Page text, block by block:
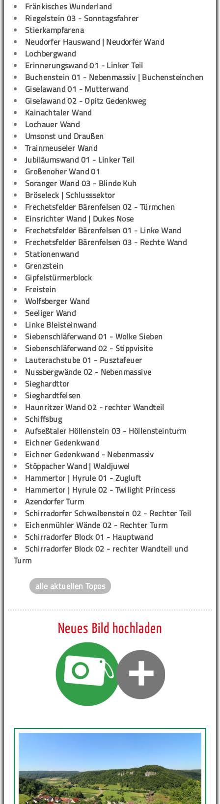
Fränkisches Wunderland
Riegelstein 03 - Sonntagsfahrer
Stierkampfarena
Neudorfer Hauswand | Neudorfer Wand
Lochbergwand
Erinnerungswand 01 - Linker Teil
Buchenstein 01 - Nebenmassiv | Buchensteinchen
Giselawand 01 - Mutterwand
Giselawand 02 - Opitz Gedenkweg
Kainachtaler Wand
Lochauer Wand
Umsonst und Draußen
Trainmeuseler Wand
Jubiläumswand 01 - Linker Teil
Großenoher Wand 01
Soranger Wand 03 - Blinde Kuh
Bröseleck | Schlusssektor
Frechetsfelder Bärenfelsen 02 - Türmchen
Einsrichter Wand | Dukes Nose
Frechetsfelder Bärenfelsen 01 - Linke Wand
Frechetsfelder Bärenfelsen 03 - Rechte Wand
Stationenwand
Grenzstein
Gipfelstürmerblock
Freistein
Wolfsberger Wand
Seeliger Wand
Linke Bleisteinwand
Siebenschläferwand 01 - Wolke Sieben
Siebenschläferwand 02 - Stippvisite
Lauterachstube 01 - Pusztafeuer
Nussbergwände 02 - Nebenmassive
Sieghardttor
Sieghardtfelsen
Haunritzer Wand 02 - rechter Wandteil
Schiffsbug
Aufseßtaler Höllenstein 03 - Höllensteinturm
Eichner Gedenkwand
Eichner Gedenkwand - Nebenmassiv
Stöppacher Wand | Waldjuwel
Hammertor | Hyrule 01 - Zugluft
Hammertor | Hyrule 02 - Twilight Princess
Azendorfer Turm
Schirradorfer Schwalbenstein 02 - Rechter Teil
Eichenmühler Wände 02 - Rechter Turm
Schirradorfer Block 01 - Hauptwand
Schirradorfer Block 02 - rechter Wandteil und
Turm
alle aktuellen Topos
Neues Bild hochladen